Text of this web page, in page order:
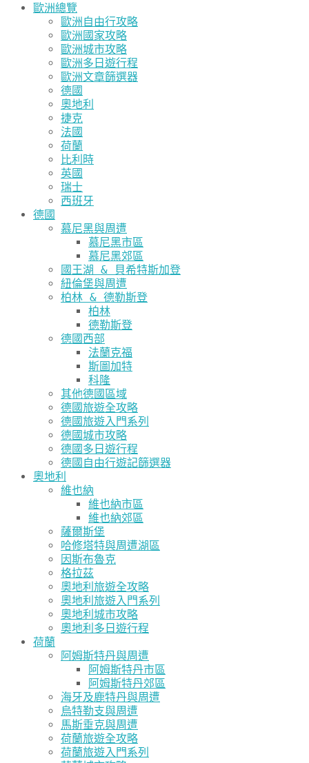
歐洲總覽
歐洲自由行攻略
歐洲國家攻略
歐洲城市攻略
歐洲多日遊行程
歐洲文章篩選器
德國
奧地利
捷克
法國
荷蘭
比利時
英國
瑞士
西班牙
德國
慕尼黑與周遭
慕尼黑市區
慕尼黑郊區
國王湖 & 貝希特斯加登
紐倫堡與周遭
柏林 & 德勒斯登
柏林
德勒斯登
德國西部
法蘭克福
斯圖加特
科隆
其他德國區域
德國旅遊全攻略
德國旅遊入門系列
德國城市攻略
德國多日遊行程
德國自由行遊記篩選器
奧地利
維也納
維也納市區
維也納郊區
薩爾斯堡
哈修塔特與周遭湖區
因斯布魯克
格拉茲
奧地利旅遊全攻略
奧地利旅遊入門系列
奧地利城市攻略
奧地利多日遊行程
荷蘭
阿姆斯特丹與周遭
阿姆斯特丹市區
阿姆斯特丹郊區
海牙及鹿特丹與周遭
烏特勒支與周遭
馬斯垂克與周遭
荷蘭旅遊全攻略
荷蘭旅遊入門系列